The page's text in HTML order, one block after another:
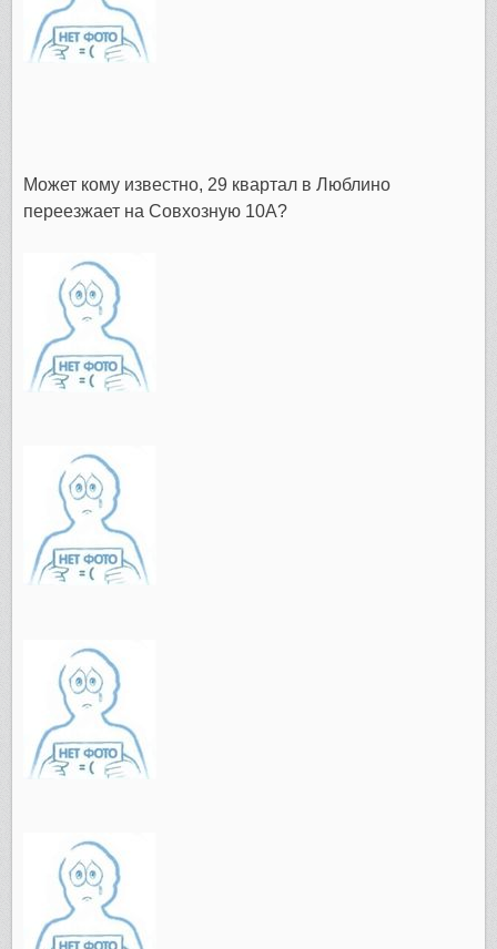
Может кому известно, 29 квартал в Люблино
переезжает на Совхозную 10А?